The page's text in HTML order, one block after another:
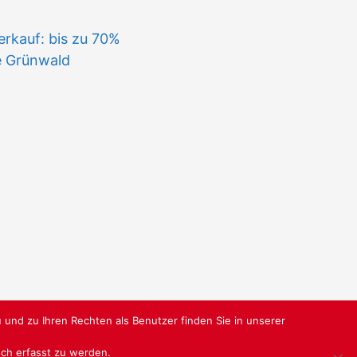
bis zu 70%
Grünwald
zu Ihren Rechten als Benutzer finden Sie in unserer
erfasst zu werden.